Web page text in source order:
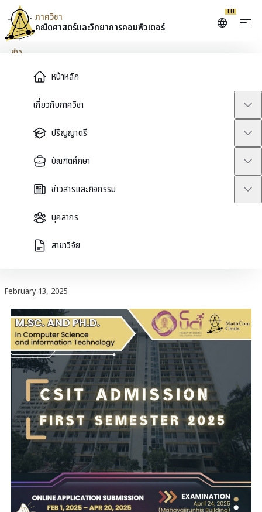
หน้าหลัก
เกี่ยวกับภาควิชา
ปริญญาตรี
บัณฑิตศึกษา
ข่าวสารและกิจกรรม
บุคลากร
สาขาวิจัย
ภาควิชา
คณิตศาสตร์และวิทยาการคอมพิวเตอร์
TH
Skip to content
ข่าว
ประกาศรับสมัครผู้สนใจเข้า
ศึกษาต่อระดับปริญญาโท-เอก
สาขาวิชาวิทยาการคอมพิวเตอร์
และเทคโนโลยีสารสนเทศ ภาค
ต้น 2568 เปิดรับสมัครวันที่ 1
กุมภาพันธ์ 2568 ถึง วันที่ 20
เมษายน 2568
February 13, 2025